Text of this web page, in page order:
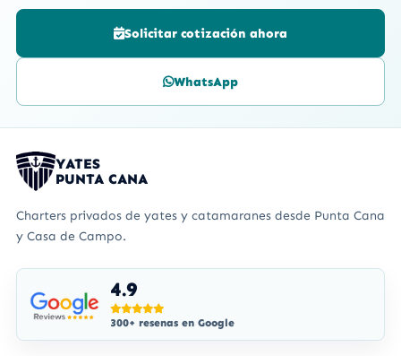
Solicitar cotización ahora
WhatsApp
YATES
PUNTA CANA
Charters privados de yates y catamaranes desde Punta Cana
y Casa de Campo.
4.9
300+ resenas en Google